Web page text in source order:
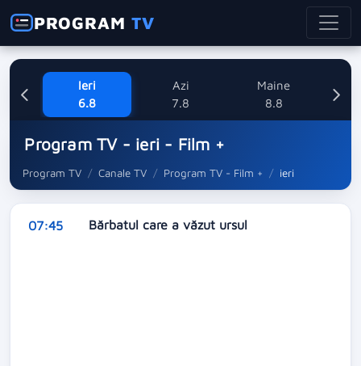
PROGRAMTV
Ieri
6.8
Azi
7.8
Maine
8.8
Program TV - ieri - Film +
Program TV Canale TV Program TV - Film + ieri
07:45 Bărbatul care a văzut ursul